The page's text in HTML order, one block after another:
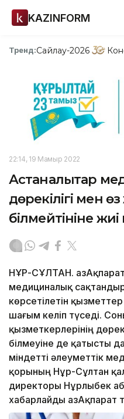
KAZINFORM
Тренд:Сайлау-2026
22:14, 19 Мамыр 2022
Астаналықтар
дөрекілігі мен
білмейтініне
НҰР-СҰЛТАН.
медициналық
көрсетілетін
шағым келіп түседі.
қызметкерлерінің
білмеуіне де қатысты
міндетті әлеуметтік
қорының Нұр-Сұлтан
директоры Нұрлыбек
хабарлайды ҚазАқпарат